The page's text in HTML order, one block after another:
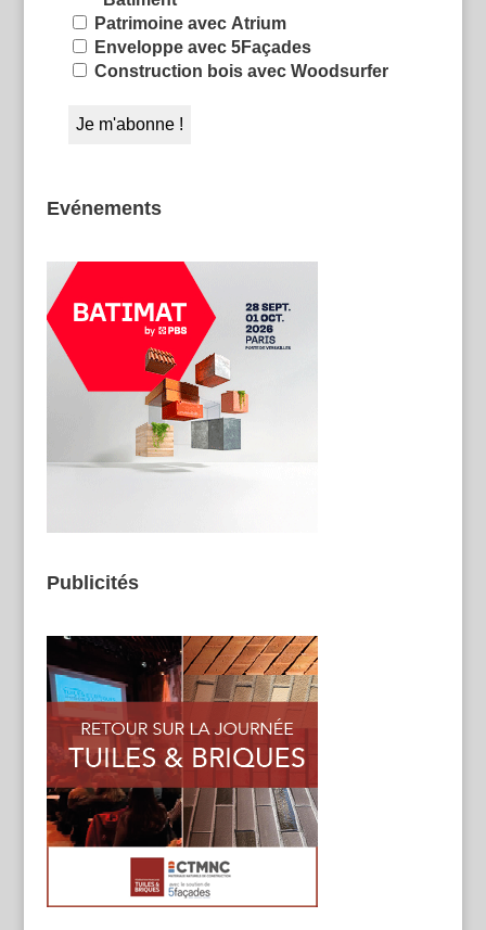
Patrimoine avec Atrium
Enveloppe avec 5Façades
Construction bois avec Woodsurfer
Evénements
Publicités